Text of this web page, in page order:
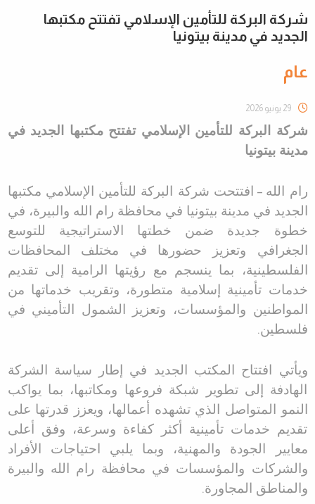
شركة البركة للتأمين الإسلامي تفتتح مكتبها
الجديد في مدينة بيتونيا
عام
29 يونيو 2026
شركة البركة للتأمين الإسلامي تفتتح مكتبها الجديد في
مدينة بيتونيا
رام الله – افتتحت شركة البركة للتأمين الإسلامي مكتبها
الجديد في مدينة بيتونيا في محافظة رام الله والبيرة، في
خطوة جديدة ضمن خطتها الاستراتيجية للتوسع
الجغرافي وتعزيز حضورها في مختلف المحافظات
الفلسطينية، بما ينسجم مع رؤيتها الرامية إلى تقديم
خدمات تأمينية إسلامية متطورة، وتقريب خدماتها من
المواطنين والمؤسسات، وتعزيز الشمول التأميني في
فلسطين.
ويأتي افتتاح المكتب الجديد في إطار سياسة الشركة
الهادفة إلى تطوير شبكة فروعها ومكاتبها، بما يواكب
النمو المتواصل الذي تشهده أعمالها، ويعزز قدرتها على
تقديم خدمات تأمينية أكثر كفاءة وسرعة، وفق أعلى
معايير الجودة والمهنية، وبما يلبي احتياجات الأفراد
والشركات والمؤسسات في محافظة رام الله والبيرة
والمناطق المجاورة.